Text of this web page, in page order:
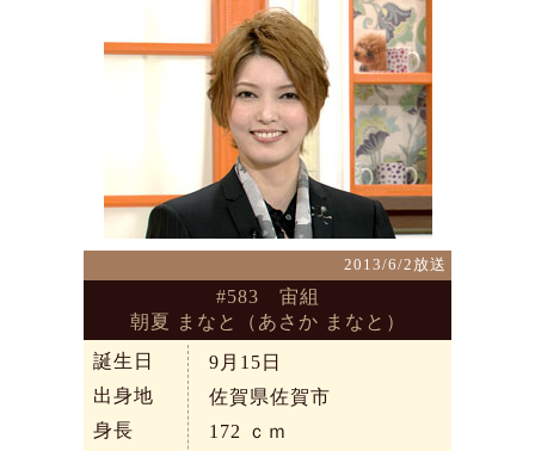
2013/6/2放送
#583 宙組
朝夏 まなと（あさか まなと）
誕生日
9月15日
出身地
佐賀県佐賀市
身長
172
ｃｍ